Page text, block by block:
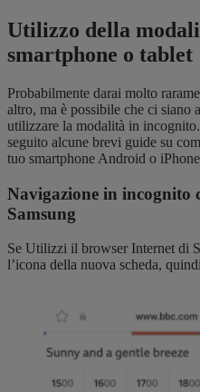
Utilizzo della
smartphone o tablet
Probabilmente darai molto
altro, ma è possibile che ci siano
utilizzare la modalità in
seguito alcune brevi guide su
tuo smartphone Android o
Navigazione in incognito
Samsung
Se Utilizzi il browser Internet di
l’icona della nuova scheda,